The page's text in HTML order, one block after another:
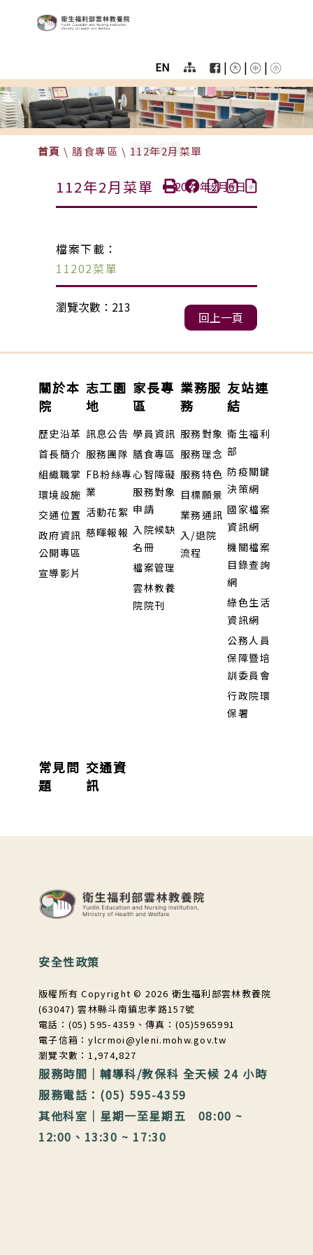
跳至主要區塊
衛生福利部雲林教養院
menu
EN | |
|
Homepage
menu
color
膳食專區
首頁 \ 膳食專區 \ 112年2月菜單
112年2月菜單 2023年2月6日
檔案下載：
11202菜單
瀏覽次數：213
回上一頁
關於本
院
歷史沿革
首長簡介
組織職掌
環境設施
交通位置
政府資訊
公開專區
宣導影片
志工園
地
訊息公告
服務團隊
FB粉絲專
業
活動花絮
慈暉報報
家長專
區
學員資訊
膳食專區
心智障礙
服務對象
申請
入院候缺
名冊
檔案管理
雲林教養
院院刊
業務服
務
服務對象
服務理念
服務特色
目標願景
業務通訊
入/退院
流程
友站連
結
衛生福利
部
防疫關鍵
決策網
國家檔案
資訊網
機關檔案
目錄查詢
網
綠色生活
資訊網
公務人員
保障暨培
訓委員會
行政院環
保署
常見問
題
交通資
訊
安全性政策
版權所有 Copyright © 2026 衛生福利部雲林教養院
(63047) 雲林縣斗南鎮忠孝路157號
電話：(05) 595-4359、傳真：(05)5965991
電子信箱：ylcrmoi@yleni.mohw.gov.tw
瀏覽次數：1,974,827
服務時間｜輔導科/教保科 全天候 24 小時
服務電話：(05) 595-4359
其他科室｜星期一至星期五 08:00 ~
12:00、13:30 ~ 17:30